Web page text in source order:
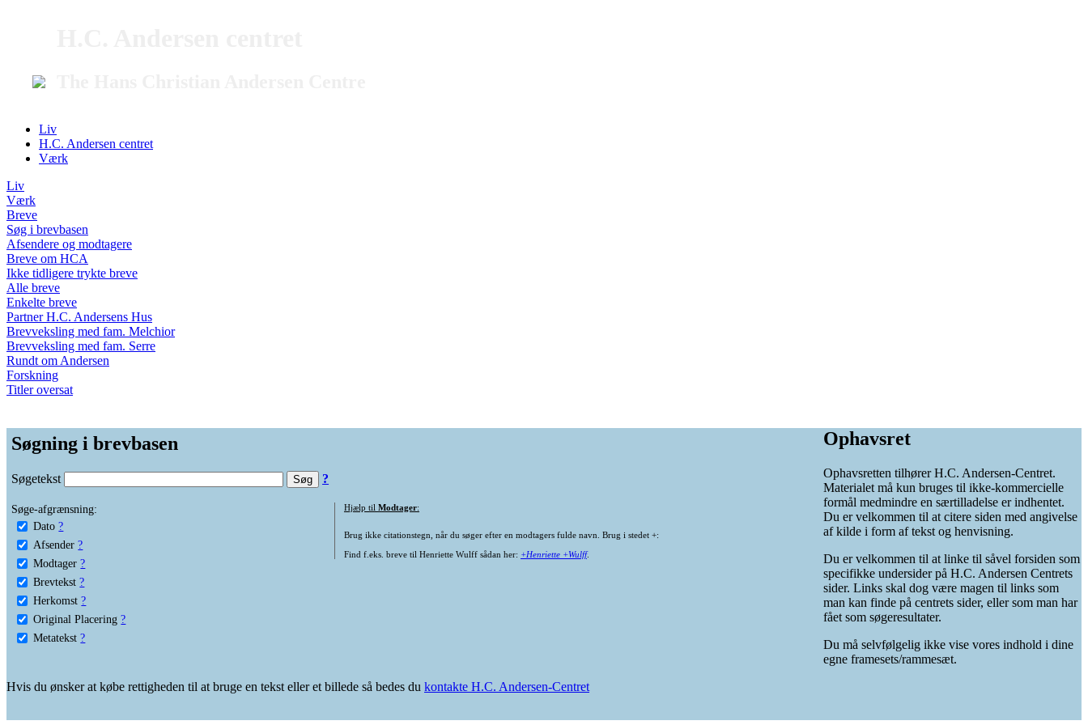
Liv
H.C. Andersen centret
Værk
Liv
Værk
Breve
Søg i brevbasen
Afsendere og modtagere
Breve om HCA
Ikke tidligere trykte breve
Alle breve
Enkelte breve
Partner H.C. Andersens Hus
Brevveksling med fam. Melchior
Brevveksling med fam. Serre
Rundt om Andersen
Forskning
Titler oversat
Søgning i brevbasen
Søgetekst ?
Søge-afgrænsning:
Dato ?
Afsender ?
Modtager ?
Brevtekst ?
Herkomst ?
Original Placering ?
Metatekst ?
Hjælp til Modtager:
Brug ikke citationstegn, når du søger efter en modtagers fulde navn. Brug i stedet +:
Find f.eks. breve til Henriette Wulff sådan her: +Henriette +Wulff.
Ophavsret
Ophavsretten tilhører H.C. Andersen-Centret.
Materialet må kun bruges til ikke-kommercielle
formål medmindre en særtilladelse er indhentet.
Du er velkommen til at citere siden med angivelse
af kilde i form af tekst og henvisning.
Du er velkommen til at linke til såvel forsiden som
specifikke undersider på H.C. Andersen Centrets
sider. Links skal dog være magen til links som
man kan finde på centrets sider, eller som man har
fået som søgeresultater.
Du må selvfølgelig ikke vise vores indhold i dine
egne framesets/rammesæt.
Hvis du ønsker at købe rettigheden til at bruge en tekst eller et billede så bedes du kontakte H.C. Andersen-Centret